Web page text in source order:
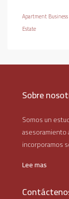
Apartment
Estate
Sobre
Somos un
asesoramiento
incorporamos
Lee mas